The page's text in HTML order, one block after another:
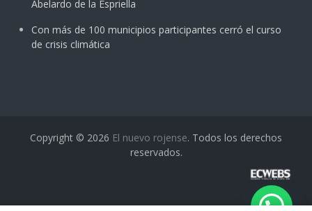
Abelardo de la Espriella
Con más de 100 municipios participantes cerró el curso
de crisis climática
Copyright © 2026 El nuevo rojense. Todos los derechos
reservados.